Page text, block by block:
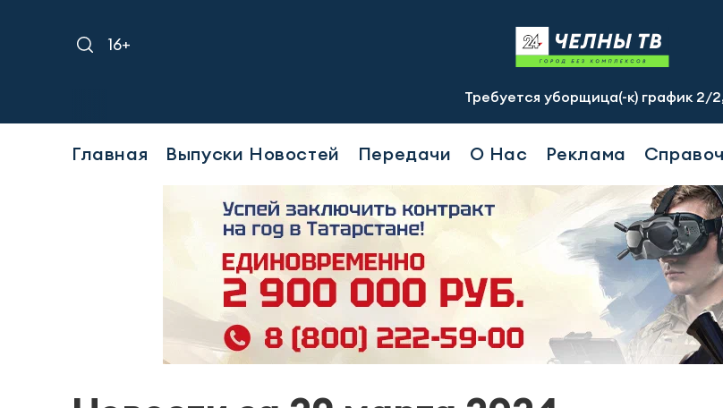
16+
Требуется уборщица(-к) график 2/2, с 07.00
Главная Выпуски Новостей Передачи О Нас Реклама